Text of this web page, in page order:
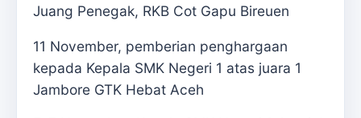
Juang Penegak, RKB Cot Gapu Bireuen
11 November, pemberian penghargaan
kepada Kepala SMK Negeri 1 atas juara 1
Jambore GTK Hebat Aceh